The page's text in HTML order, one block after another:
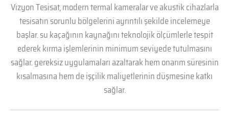
Vizyon Tesisat, modern termal kameralar ve akustik cihazlarla
tesisatın sorunlu bölgelerini ayrıntılı şekilde incelemeye
başlar. su kaçağının kaynağını teknolojik ölçümlerle tespit
ederek kırma işlemlerinin minimum seviyede tutulmasını
sağlar. gereksiz uygulamaları azaltarak hem onarım süresinin
kısalmasına hem de işçilik maliyetlerinin düşmesine katkı
sağlar.